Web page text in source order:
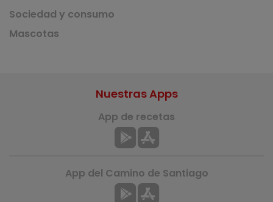
Sociedad y consumo
Mascotas
Nuestras Apps
App de recetas
App del Camino de Santiago